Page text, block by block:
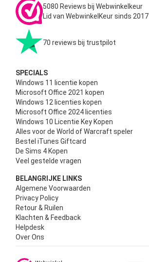
5080 Reviews bij Webwinkelkeur
Lid van WebwinkelKeur sinds 2017
70 reviews bij trustpilot
SPECIALS
Windows 11 licentie kopen
Microsoft Office 2021 kopen
Windows 12 licenties kopen
Microsoft Office 2024 licenties
Windows 10 Licentie Key Kopen
Alles voor de World of Warcraft speler
Bestel iTunes Giftcard
De Sims 4 Kopen
Veel gestelde vragen
BELANGRIJKE LINKS
Algemene Voorwaarden
Privacy Policy
Retour & Ruilen
Klachten & Feedback
Helpdesk
Over Ons